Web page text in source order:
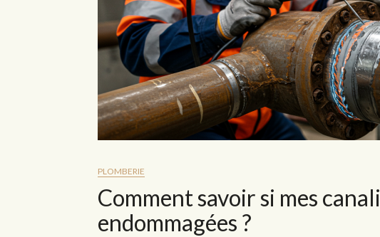
PLOMBERIE
Comment savoir si mes
endommagées ?